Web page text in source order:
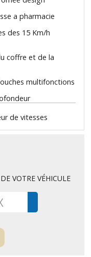
a pharmacie
des 15 Km/h
coffre et de la
multifonctions
de vitesses
VOTRE VÉHICULE